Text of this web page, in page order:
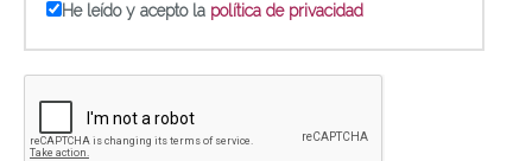
He leído y acepto la política de privacidad